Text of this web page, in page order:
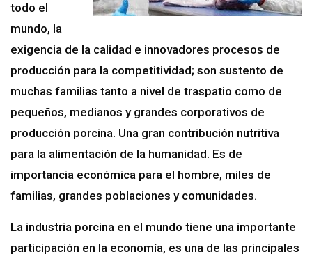
todo el
mundo, la
exigencia de la calidad e innovadores procesos de
producción para la competitividad; son sustento de
muchas familias tanto a nivel de traspatio como de
pequeños, medianos y grandes corporativos de
producción porcina. Una gran contribución nutritiva
para la alimentación de la humanidad. Es de
importancia económica para el hombre, miles de
familias, grandes poblaciones y comunidades.
La industria porcina en el mundo tiene una importante
participación en la economía, es una de las principales